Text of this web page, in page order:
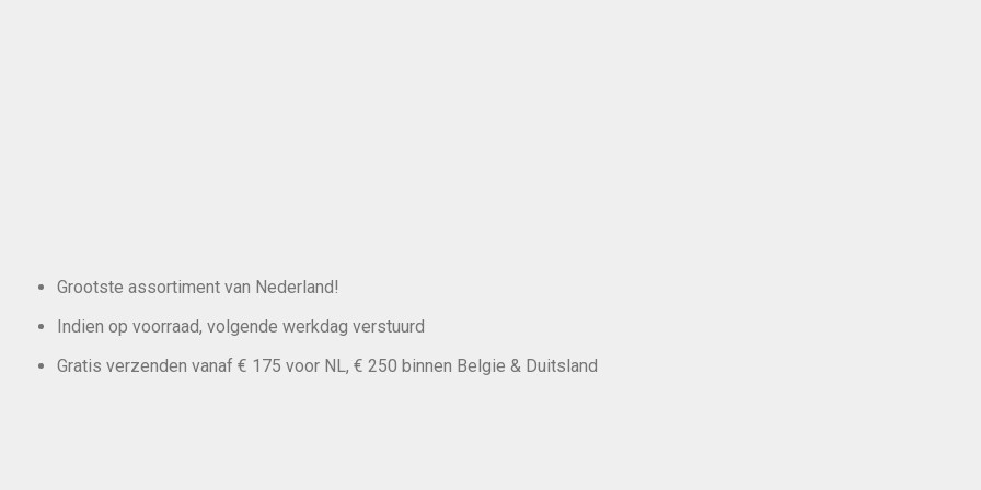
Grootste assortiment van Nederland!
Indien op voorraad, volgende werkdag verstuurd
Gratis verzenden vanaf € 175 voor NL, € 250 binnen Belgie & Duitsland